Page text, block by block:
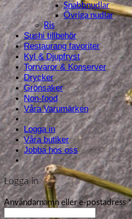
Snabbnudlar
Övriga nudlar
Ris
Sushi tillbehör
Restaurang favoriter
Kyl & Djupfryst
Torrvaror & Konserver
Drycker
Grönsaker
Non-food
Våra Varumärken
Logga in
Våra butiker
Jobba hos oss
Logga in
Användarnamn eller e-postadress*